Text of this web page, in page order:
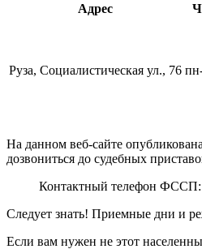
Адрес
Руза, Социалистическая ул., 76
На данном веб-сайте
дозвониться до судебных
Контактный телефон ФССП:
Следует знать! Приемные дни и
Если вам нужен не этот